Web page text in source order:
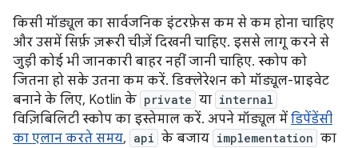
किसी मॉड्यूल का सार्वजनिक इंटरफ़ेस कम से कम होना चाहिए
और उसमें सिर्फ़ ज़रूरी चीज़ें दिखनी चाहिए. इससे लागू करने से
जुड़ी कोई भी जानकारी बाहर नहीं जानी चाहिए. स्कोप को
जितना हो सके उतना कम करें. डिक्लेरेशन को मॉड्यूल-प्राइवेट
बनाने के लिए, Kotlin के private या internal
विज़िबिलिटी स्कोप का इस्तेमाल करें. अपने मॉड्यूल में डिपेंडेंसी
का एलान करते समय, api के बजाय implementation का